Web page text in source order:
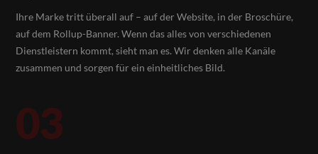
Ihre Marke tritt überall auf – auf der Website, in der Broschüre,
auf dem Rollup-Banner. Wenn das alles von verschiedenen
Dienstleistern kommt, sieht man es. Wir denken alle Kanäle
zusammen und sorgen für ein einheitliches Bild.
03